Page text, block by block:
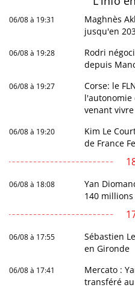
06/08 à 19:31
Maghnès
jusqu'en
06/08 à 19:28
Rodri
depuis
06/08 à 19:27
Corse: le
l'autonomie
venant
06/08 à 19:20
Kim Le
de France
06/08 à 18:08
Yan
140
06/08 à 17:55
Sébastien
en Gironde
06/08 à 17:41
Mercato :
transféré